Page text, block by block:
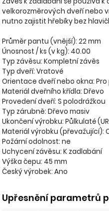
velkorozměrových dveří nebo
nutno zajistit hřebíky bez
Průměr pantu (vnější): 22 mm
Únosnost / ks (v kg): 40.00
Typ závěsu: Kompletní závěs
Typ dveří: Vratové
Orientace dveří nebo okna:
Materiál dveřního křídla: Dřevo
Provedení dveří: S polodrážkou
Typ zárubně: Dřevo masiv
Ukončení výrobku: Půlkulaté
Materiál výrobku (převažující):
Požární odolnost: ne
Uchycení závěsu: K zadlabání
Výška čepu: 45 mm
Český výrobek: Ano
Upřesnění parametrů